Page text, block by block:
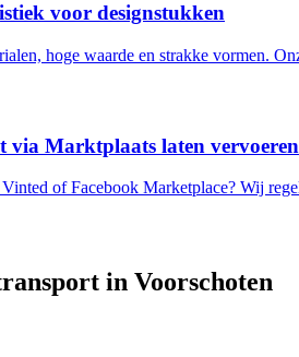
voor designstukken
hoge waarde en strakke vormen.
Marktplaats laten vervoeren
of Facebook Marketplace? Wij
in Voorschoten